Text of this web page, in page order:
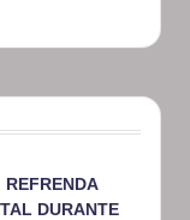
DURANTE